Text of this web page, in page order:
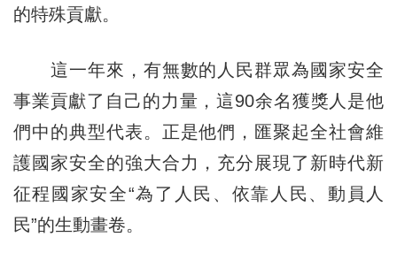
的特殊貢獻。
這一年來，有無數的人民群眾為國家安全
事業貢獻了自己的力量，這90余名獲獎人是他
們中的典型代表。正是他們，匯聚起全社會維
護國家安全的強大合力，充分展現了新時代新
征程國家安全“為了人民、依靠人民、動員人
民”的生動畫卷。